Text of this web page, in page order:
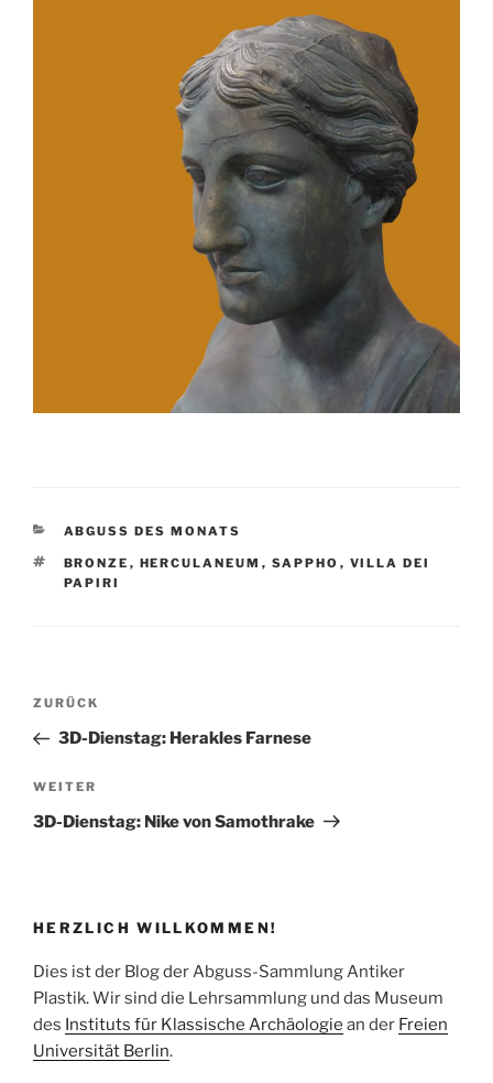
KATEGORIEN
ABGUSS DES MONATS
SCHLAGWÖRTER
BRONZE , HERCULANEUM , SAPPHO , VILLA DEI
PAPIRI
Beitragsnavigation
Vorheriger
Beitrag
ZURÜCK
3D-Dienstag: Herakles Farnese
Nächster
Beitrag
WEITER
3D-Dienstag: Nike von Samothrake
HERZLICH WILLKOMMEN!
Dies ist der Blog der Abguss-Sammlung Antiker
Plastik. Wir sind die Lehrsammlung und das Museum
des Instituts für Klassische Archäologie an der Freien
Universität Berlin.